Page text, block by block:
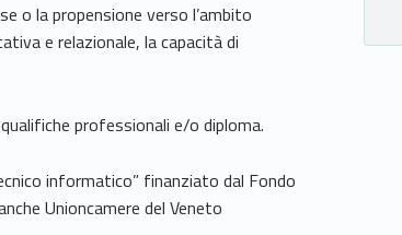
o la propensione verso l’ambito
e relazionale, la capacità di
professionali e/o diploma.
informatico” finanziato dal Fondo
Unioncamere del Veneto